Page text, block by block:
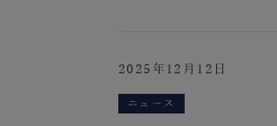
2025年12月12日
ニュース